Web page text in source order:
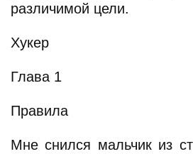
различимой цели.
Хукер
Глава 1
Правила
Мне снился мальчик из